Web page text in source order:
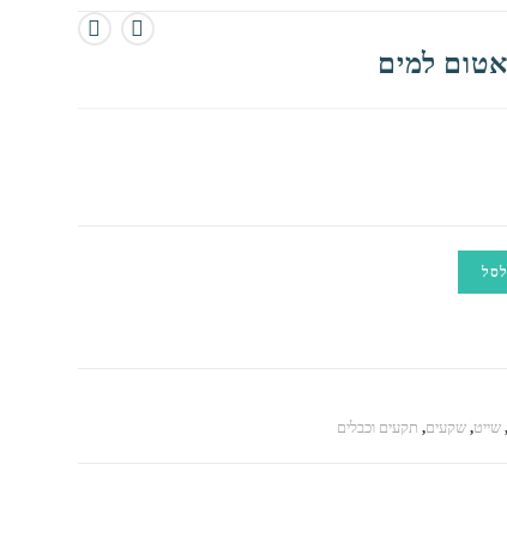
שייט, שקעים, תקעים וכבלים